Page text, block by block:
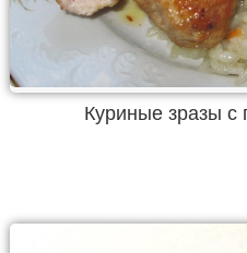
Куриные зразы с